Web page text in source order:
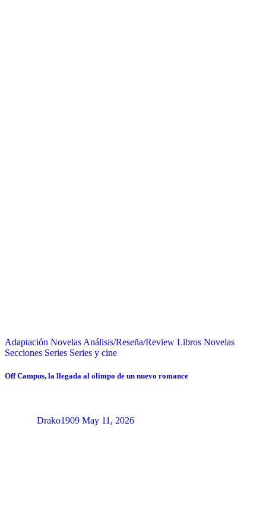
Adaptación Novelas Análisis/Reseña/Review Libros Novelas
Secciones Series Series y cine
Off Campus, la llegada al olimpo de un nuevo romance
Drako1909 May 11, 2026